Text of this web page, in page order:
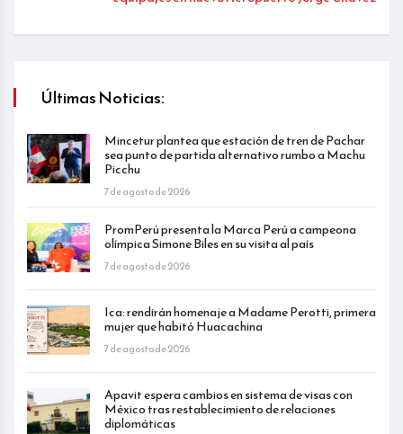
Últimas Noticias:
Mincetur plantea que estación de tren de Pachar
sea punto de partida alternativo rumbo a Machu
Picchu
7 de agosto de 2026
PromPerú presenta la Marca Perú a campeona
olímpica Simone Biles en su visita al país
7 de agosto de 2026
Ica: rendirán homenaje a Madame Perotti, primera
mujer que habitó Huacachina
7 de agosto de 2026
Apavit espera cambios en sistema de visas con
México tras restablecimiento de relaciones
diplomáticas